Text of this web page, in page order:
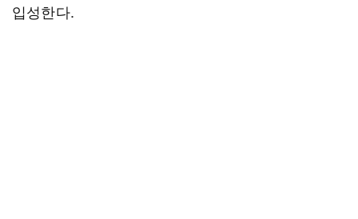
입성한다.